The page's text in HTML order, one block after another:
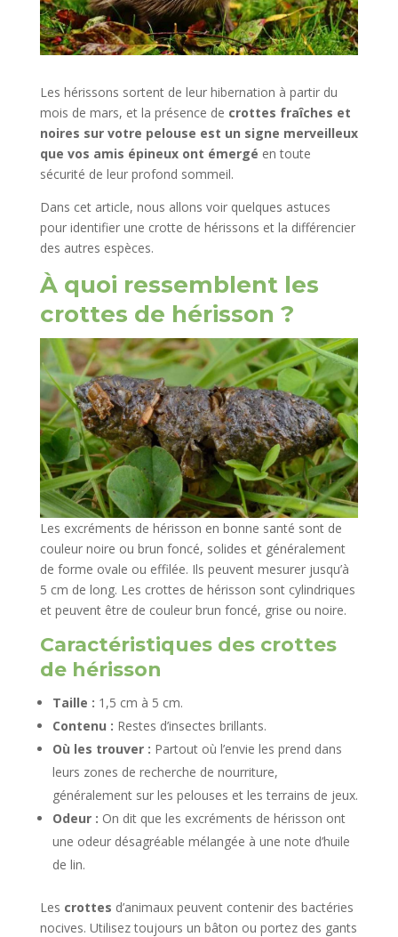
Les hérissons sortent de leur hibernation à partir du
mois de mars, et la présence de crottes fraîches et
noires sur votre pelouse est un signe merveilleux
que vos amis épineux ont émergé en toute
sécurité de leur profond sommeil.
Dans cet article, nous allons voir quelques astuces
pour identifier une crotte de hérissons et la différencier
des autres espèces.
À quoi ressemblent les
crottes de hérisson ?
Les excréments de hérisson en bonne santé sont de
couleur noire ou brun foncé, solides et généralement
de forme ovale ou effilée. Ils peuvent mesurer jusqu’à
5 cm de long. Les crottes de hérisson sont cylindriques
et peuvent être de couleur brun foncé, grise ou noire.
Caractéristiques des crottes
de hérisson
Taille : 1,5 cm à 5 cm.
Contenu : Restes d’insectes brillants.
Où les trouver : Partout où l’envie les prend dans
leurs zones de recherche de nourriture,
généralement sur les pelouses et les terrains de jeux.
Odeur : On dit que les excréments de hérisson ont
une odeur désagréable mélangée à une note d’huile
de lin.
Les crottes d’animaux peuvent contenir des bactéries
nocives. Utilisez toujours un bâton ou portez des gants